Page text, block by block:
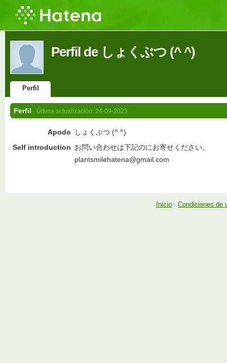
Perfil de しょくぶつ (^ ^)
Perfil
Perfil Última actualización: 24-09-2023
Apodo
しょくぶつ (^ ^)
Self introduction お問い合わせは下記のにお寄せください。
plantsmilehatena@gmail.com
Inicio - Condiciones de